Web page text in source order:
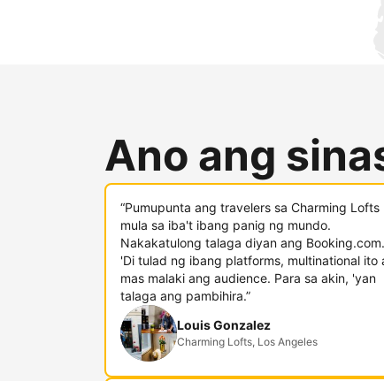
Ano ang
“Pumupunta ang travelers sa Charming Lofts
mula sa iba't ibang panig ng mundo.
Nakakatulong talaga diyan ang Booking.com.
'Di tulad ng ibang platforms, multinational ito
mas malaki ang audience. Para sa akin, 'yan
talaga ang pambihira.”
Louis Gonzalez
Charming Lofts, Los Angeles